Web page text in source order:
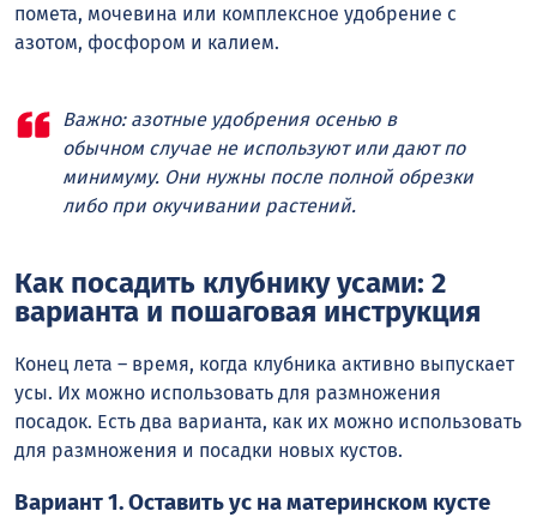
помета, мочевина или комплексное удобрение с
азотом, фосфором и калием.
Важно: азотные удобрения осенью в
обычном случае не используют или дают по
минимуму. Они нужны после полной обрезки
либо при окучивании растений.
Как посадить клубнику усами: 2
варианта и пошаговая инструкция
Конец лета – время, когда клубника активно выпускает
усы. Их можно использовать для размножения
посадок. Есть два варианта, как их можно использовать
для размножения и посадки новых кустов.
Вариант 1. Оставить ус на материнском кусте